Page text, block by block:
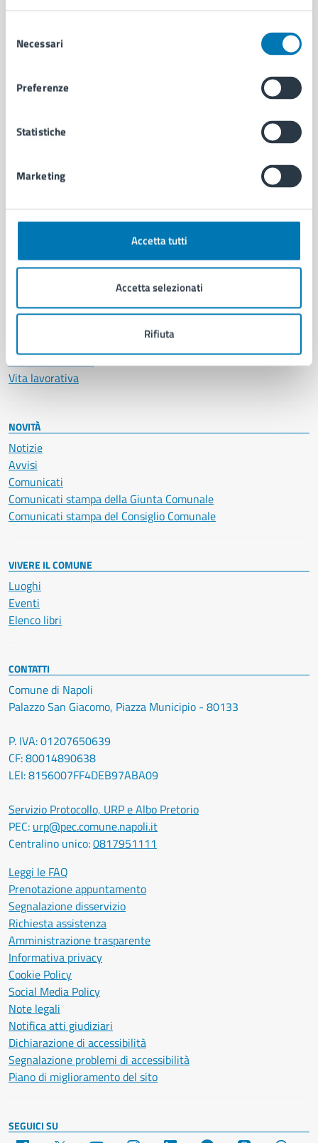
delNecessari
Preferenze
Statistiche
Marketing
Accetta tutti
Accetta selezionati
Rifiuta
Municipalità
Uffici
Politici
Intranet, posta aziendale e protocollo
CATEGORIE DI SERVIZIO
Anagrafe e stato civile
Cultura e tempo libero
Documenti e certificati
Educazione e formazione
Giustizia e sicurezza pubblica
Salute, benessere e assistenza
Servizi Cimiteriali
Vita lavorativa
NOVITÀ
Notizie
Avvisi
Comunicati
Comunicati stampa della Giunta Comunale
Comunicati stampa del Consiglio Comunale
VIVERE IL COMUNE
Luoghi
Eventi
Elenco libri
CONTATTI
Comune di Napoli
Palazzo San Giacomo, Piazza Municipio - 80133
P. IVA: 01207650639
CF: 80014890638
LEI: 8156007FF4DEB97ABA09
Servizio Protocollo, URP e Albo Pretorio
PEC: urp@pec.comune.napoli.it
Centralino unico:0817951111
Leggi le FAQ
Prenotazione appuntamento
Segnalazione disservizio
Richiesta assistenza
Amministrazione trasparente
Informativa privacy
Cookie Policy
Social Media Policy
Note legali
Notifica atti giudiziari
Dichiarazione di accessibilità
Segnalazione problemi di accessibilità
Piano di miglioramento del sito
SEGUICI SU